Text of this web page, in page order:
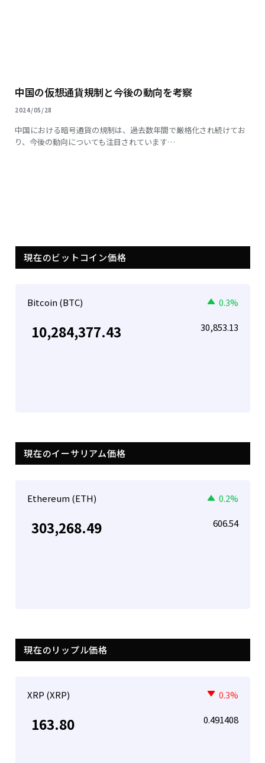
中国の仮想通貨規制と今後の動向を考察
2024/05/28
中国における暗号通貨の規制は、過去数年間で厳格化され続けてお
り、今後の動向についても注目されています…
現在のビットコイン価格
Bitcoin (BTC) 0.3%
10,284,377.43 30,853.13
現在のイーサリアム価格
Ethereum (ETH) 0.2%
303,268.49 606.54
現在のリップル価格
XRP (XRP) 0.3%
163.80 0.491408